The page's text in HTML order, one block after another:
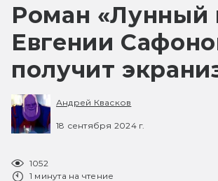
Роман «Лунный
Евгении
получит
Андрей Квасков
18 сентября 2024 г.
1052
1 минута на чтение